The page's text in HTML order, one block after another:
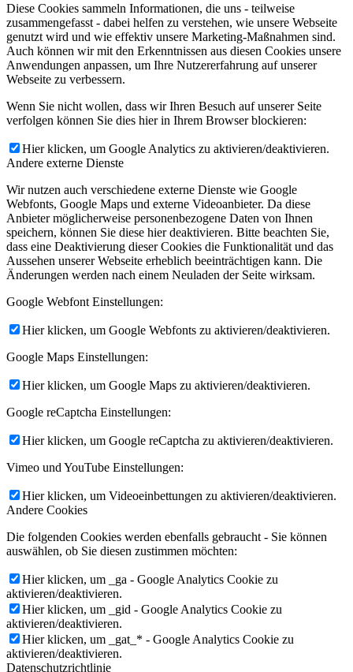
Diese Cookies sammeln Informationen, die uns - teilweise
zusammengefasst - dabei helfen zu verstehen, wie unsere Webseite
genutzt wird und wie effektiv unsere Marketing-Maßnahmen sind.
Auch können wir mit den Erkenntnissen aus diesen Cookies unsere
Anwendungen anpassen, um Ihre Nutzererfahrung auf unserer
Webseite zu verbessern.
Wenn Sie nicht wollen, dass wir Ihren Besuch auf unserer Seite
verfolgen können Sie dies hier in Ihrem Browser blockieren:
Hier klicken, um Google Analytics zu aktivieren/deaktivieren.
Andere externe Dienste
Wir nutzen auch verschiedene externe Dienste wie Google
Webfonts, Google Maps und externe Videoanbieter. Da diese
Anbieter möglicherweise personenbezogene Daten von Ihnen
speichern, können Sie diese hier deaktivieren. Bitte beachten Sie,
dass eine Deaktivierung dieser Cookies die Funktionalität und das
Aussehen unserer Webseite erheblich beeinträchtigen kann. Die
Änderungen werden nach einem Neuladen der Seite wirksam.
Google Webfont Einstellungen:
Hier klicken, um Google Webfonts zu aktivieren/deaktivieren.
Google Maps Einstellungen:
Hier klicken, um Google Maps zu aktivieren/deaktivieren.
Google reCaptcha Einstellungen:
Hier klicken, um Google reCaptcha zu aktivieren/deaktivieren.
Vimeo und YouTube Einstellungen:
Hier klicken, um Videoeinbettungen zu aktivieren/deaktivieren.
Andere Cookies
Die folgenden Cookies werden ebenfalls gebraucht - Sie können
auswählen, ob Sie diesen zustimmen möchten:
Hier klicken, um _ga - Google Analytics Cookie zu
aktivieren/deaktivieren.
Hier klicken, um _gid - Google Analytics Cookie zu
aktivieren/deaktivieren.
Hier klicken, um _gat_* - Google Analytics Cookie zu
aktivieren/deaktivieren.
Datenschutzrichtlinie